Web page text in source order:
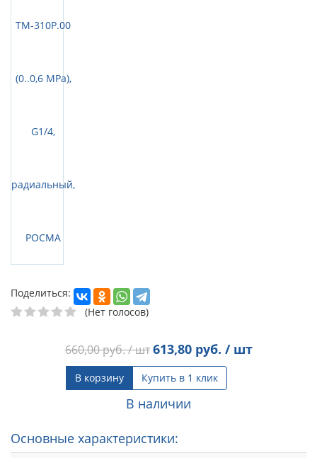
Поделиться:
(Нет голосов)
660,00руб. / шт 613,80руб. / шт
В корзину Купить в 1 клик
В наличии
Основные характеристики: